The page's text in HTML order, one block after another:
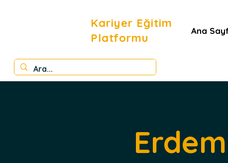
Kariyer Eğitim
Platformu
Ana